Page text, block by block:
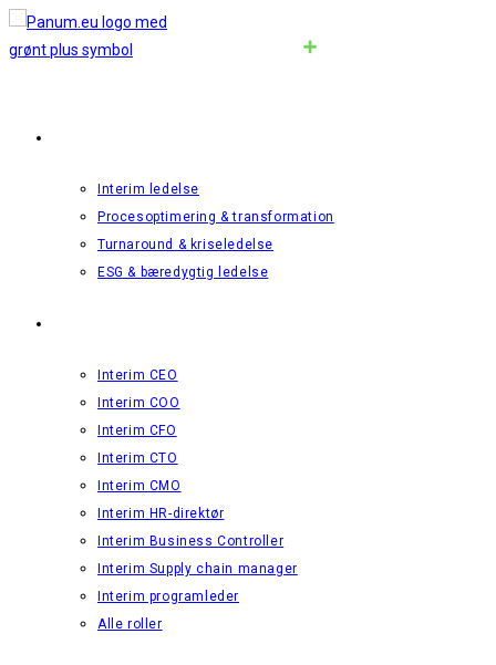
Interim ledelse
Procesoptimering & transformation
Turnaround & kriseledelse
ESG & bæredygtig ledelse
Interim CEO
Interim COO
Interim CFO
Interim CTO
Interim CMO
Interim HR-direktør
Interim Business Controller
Interim Supply chain manager
Interim programleder
Alle roller